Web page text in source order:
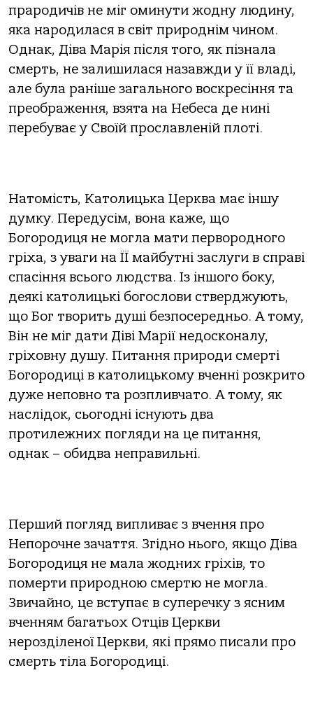
прародичів не міг оминути жодну людину,
яка народилася в світ природнім чином.
Однак, Діва Марія після того, як пізнала
смерть, не залишилася назавжди у її владі,
але була раніше загального воскресіння та
преображення, взята на Небеса де нині
перебуває у Своїй прославленій плоті.
Натомість, Католицька Церква має іншу
думку. Передусім, вона каже, що
Богородиця не могла мати первородного
гріха, з уваги на ЇЇ майбутні заслуги в справі
спасіння всього людства. Із іншого боку,
деякі католицькі богослови стверджують,
що Бог творить душі безпосередньо. А тому,
Він не міг дати Діві Марії недосконалу,
гріховну душу. Питання природи смерті
Богородиці в католицькому вченні розкрито
дуже неповно та розпливчато. А тому, як
наслідок, сьогодні існують два
протилежних погляди на це питання,
однак – обидва неправильні.
Перший погляд випливає з вчення про
Непорочне зачаття. Згідно нього, якщо Діва
Богородиця не мала жодних гріхів, то
померти природною смертю не могла.
Звичайно, це вступає в суперечку з ясним
вченням багатьох Отців Церкви
нерозділеної Церкви, які прямо писали про
смерть тіла Богородиці.